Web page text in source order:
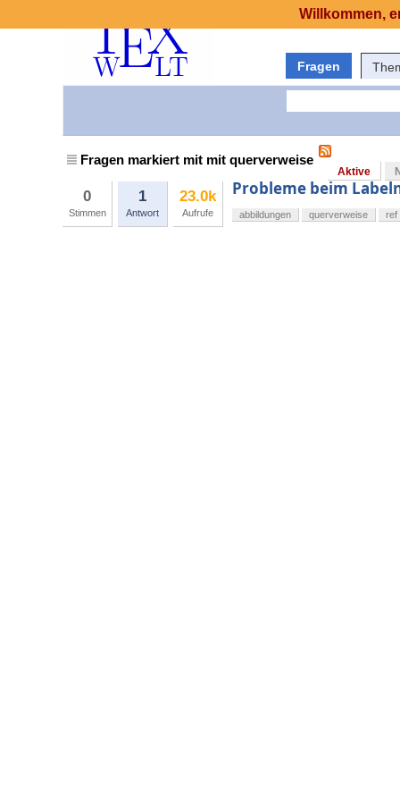
Fragen
Fragen markiert mit mit querverweise
Aktive
0
Stimmen
1
Antwort
23.0k
Aufrufe
Probleme beim
abbildungen querverweise ref
Willkommen,